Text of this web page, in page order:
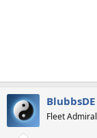
BlubbsDE
Fleet Admiral